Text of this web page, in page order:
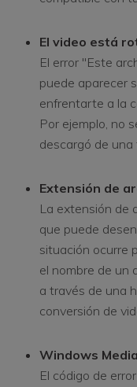
El video está
El error "Este
puede aparecer
enfrentarte a la
Por ejemplo, no
descargó de
Extensión de
La extensión de
que puede
situación ocurre
el nombre de un
a través de una
conversión de
Windows
El código de